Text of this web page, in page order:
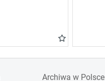
Archiwa w Polsce